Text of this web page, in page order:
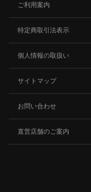
ご利用案内
特定商取引法表示
個人情報の取扱い
サイトマップ
お問い合わせ
直営店舗のご案内